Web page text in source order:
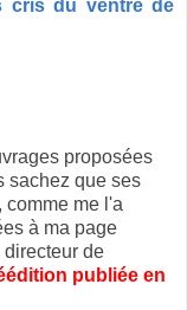
cris du ventre de
proposées
sachez que ses
me l'a
à ma page
directeur de
publiée en